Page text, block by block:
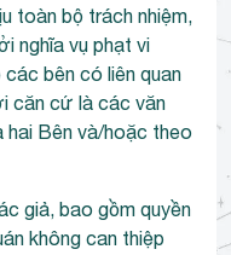
toàn bộ trách nhiệm,
nghĩa vụ phạt vi
bên có liên quan
căn cứ là các văn
Bên và/hoặc theo
giả, bao gồm quyền
không can thiệp